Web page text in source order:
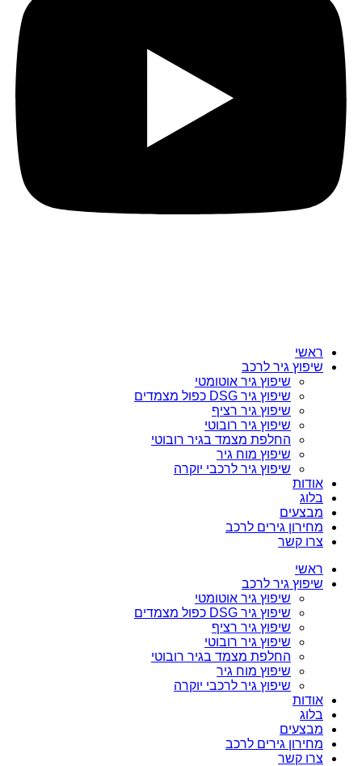
ראשי
שיפוץ גיר לרכב
שיפוץ גיר אוטומטי
שיפוץ גיר DSG כפול מצמדים
שיפוץ גיר רציף
שיפוץ גיר רובוטי
החלפת מצמד בגיר רובוטי
שיפוץ מוח גיר
שיפוץ גיר לרכבי יוקרה
אודות
בלוג
מבצעים
מחירון גירים לרכב
צרו קשר
ראשי
שיפוץ גיר לרכב
שיפוץ גיר אוטומטי
שיפוץ גיר DSG כפול מצמדים
שיפוץ גיר רציף
שיפוץ גיר רובוטי
החלפת מצמד בגיר רובוטי
שיפוץ מוח גיר
שיפוץ גיר לרכבי יוקרה
אודות
בלוג
מבצעים
מחירון גירים לרכב
צרו קשר